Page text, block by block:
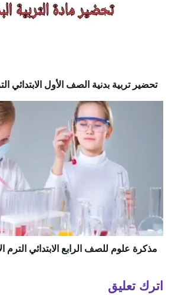
تحضير تربية بدنية الصف الأول الابتدائي الترم
مذكرة علوم للصف الرابع الابتدائي الترم الاول
اترك تعليق